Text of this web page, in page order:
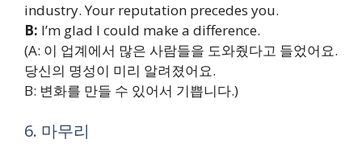
industry. Your reputation precedes you.
B: I’m glad I could make a difference.
(A: 이 업계에서 많은 사람들을 도와줬다고 들었어요.
당신의 명성이 미리 알려졌어요.
B: 변화를 만들 수 있어서 기쁩니다.)
6. 마무리